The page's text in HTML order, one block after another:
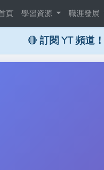
頁 學習資源 職涯發展
🔴 訂閱 YT 頻道！